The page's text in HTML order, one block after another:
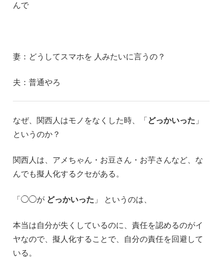
んで
妻：どうしてスマホを 人みたいに言うの？
夫：普通やろ
なぜ、関西人はモノをなくした時、「どっかいった 」
というのか？
関西人は、アメちゃん・お豆さん・お芋さんなど、な
んでも擬人化するクセがある。
「◯◯が どっかいった 」 というのは、
本当は自分が失くしているのに、責任を認めるのがイ
ヤなので、擬人化することで、自分の責任を回避して
いる。